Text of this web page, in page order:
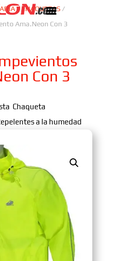
/CHAQUETAS/
Ama.Neon Con 3
Con 3
Chaqueta
a la humedad